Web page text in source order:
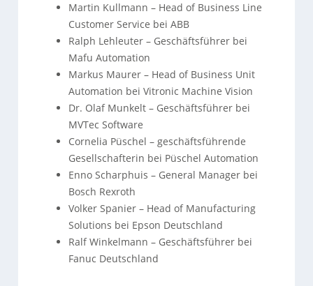
Martin Kullmann – Head of Business Line
Customer Service bei ABB
Ralph Lehleuter – Geschäftsführer bei
Mafu Automation
Markus Maurer – Head of Business Unit
Automation bei Vitronic Machine Vision
Dr. Olaf Munkelt – Geschäftsführer bei
MVTec Software
Cornelia Püschel – geschäftsführende
Gesellschafterin bei Püschel Automation
Enno Scharphuis – General Manager bei
Bosch Rexroth
Volker Spanier – Head of Manufacturing
Solutions bei Epson Deutschland
Ralf Winkelmann – Geschäftsführer bei
Fanuc Deutschland